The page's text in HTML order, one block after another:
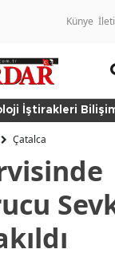
Künye
İştirakleri
Çatalca